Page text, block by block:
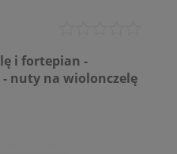
i fortepian -
nuty na wiolonczelę